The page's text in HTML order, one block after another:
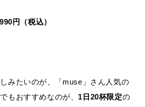
円（税込）
みたいのが、「muse」さん人気の
もおすすめなのが、 1日20杯限定の